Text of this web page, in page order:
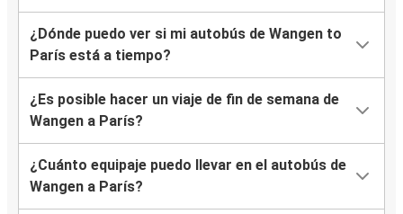
¿Dónde puedo ver si mi autobús de Wangen to
París está a tiempo?
¿Es posible hacer un viaje de fin de semana de
Wangen a París?
¿Cuánto equipaje puedo llevar en el autobús de
Wangen a París?